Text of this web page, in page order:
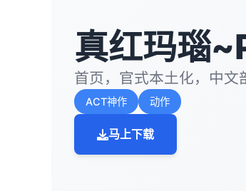
真红玛瑙
首页，官式本土化，中文
ACT神作 动作
马上下载